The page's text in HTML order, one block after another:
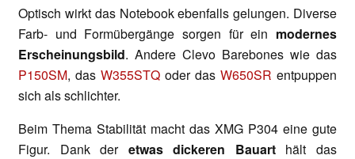
Optisch wirkt das Notebook ebenfalls gelungen. Diverse
Farb- und Formübergänge sorgen für ein modernes
Erscheinungsbild. Andere Clevo Barebones wie das
P150SM, das W355STQ oder das W650SR entpuppen
sich als schlichter.
Beim Thema Stabilität macht das XMG P304 eine gute
Figur. Dank der etwas dickeren Bauarthält das